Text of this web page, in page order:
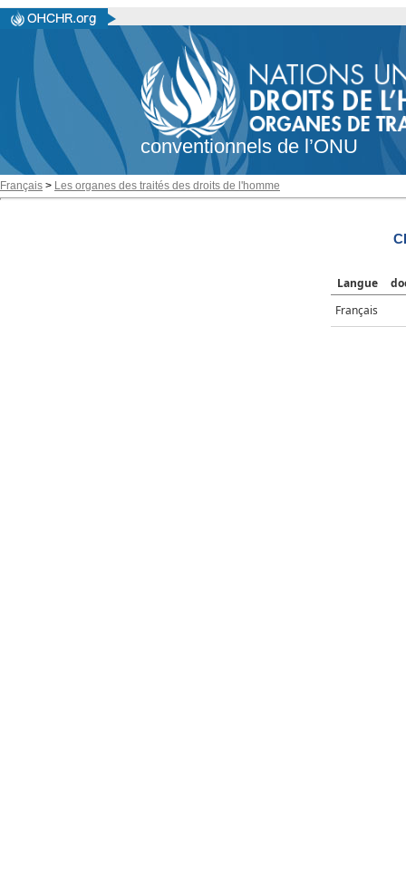
conventionnels de l’ONU
Français > Les organes des traités des droits de l'homme
Langue
Français